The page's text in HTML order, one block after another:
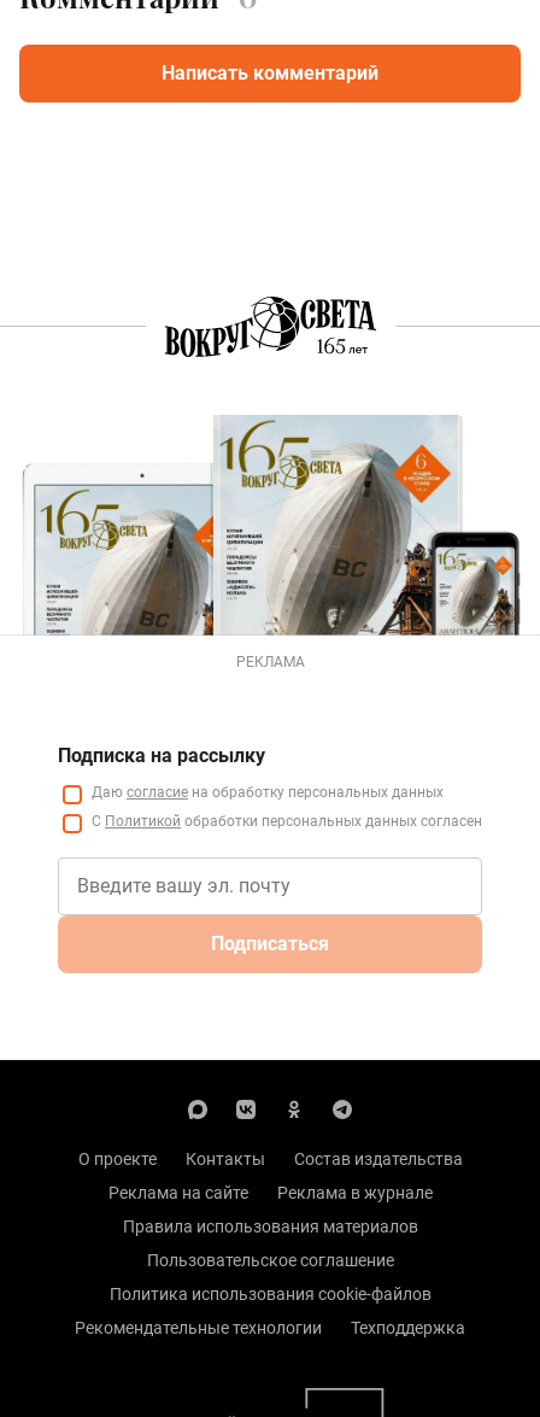
Написать комментарий
РЕКЛАМА
Подписка на рассылку
Даю согласие на обработку персональных данных
С Политикой обработки персональных данных согласен
Подписаться
О проекте Контакты
Состав издательства
Реклама на сайте
Реклама в журнале
Правила использования материалов
Пользовательское соглашение
Политика использования cookie-файлов
Рекомендательные технологии
Техподдержка